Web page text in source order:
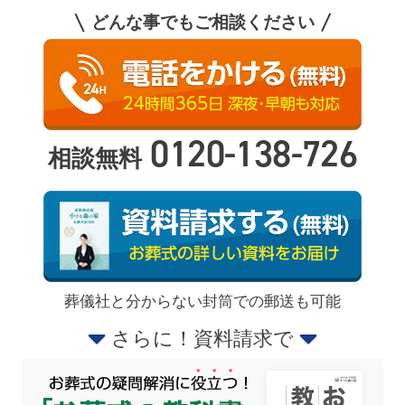
どんな事でもご相談ください
相談無料 0120-138-726
葬儀社と分からない封筒での郵送も可能
さらに！資料請求で